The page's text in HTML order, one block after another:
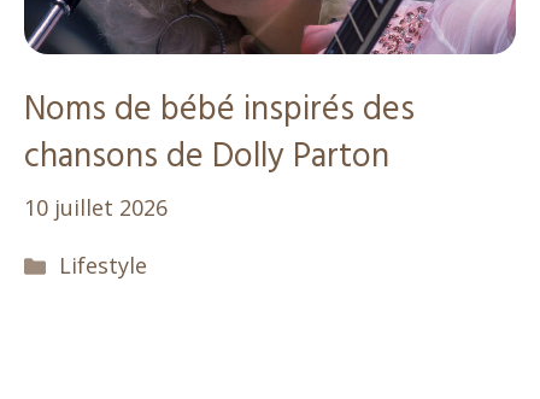
Noms de bébé inspirés des
chansons de Dolly Parton
10 juillet 2026
Catégories
Lifestyle